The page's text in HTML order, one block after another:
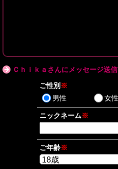
Ｃｈｉｋａさんにメッセージ送信